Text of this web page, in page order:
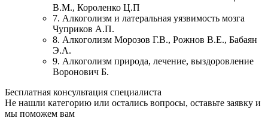
В.М., Короленко Ц.П
7. Алкоголизм и латеральная уязвимость мозга
Чуприков А.П.
8. Алкоголизм Морозов Г.В., Рожнов В.Е., Бабаян
Э.А.
9. Алкоголизм природа, лечение, выздоровление
Воронович Б.
Бесплатная консультация специалиста
Не нашли категорию или остались вопросы, оставьте заявку и
мы поможем вам